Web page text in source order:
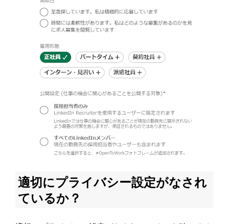
適切にプライバシー設定がなされ
ているか？